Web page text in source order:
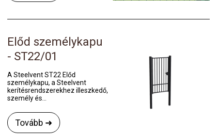
Előd személykapu
- ST22/01
A Steelvent ST22 Előd
személykapu, a Steelvent
kerítésrendszerekhez illeszkedő,
személy és...
Tovább ➜